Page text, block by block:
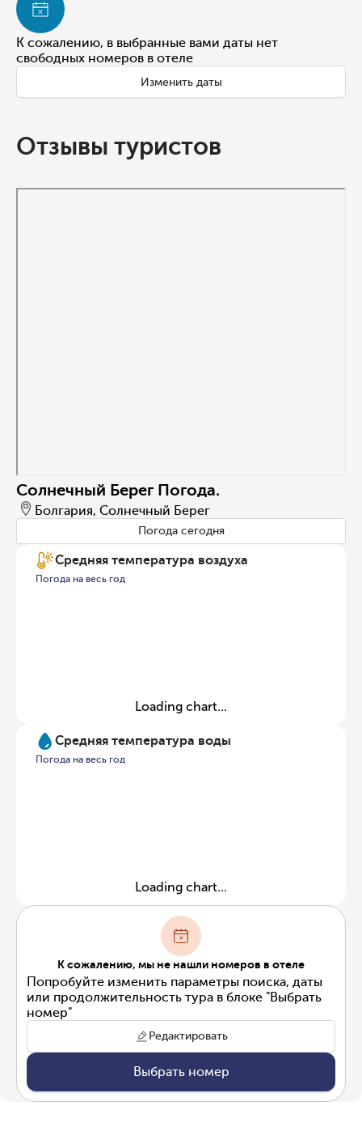
К сожалению, в выбранные вами даты нет
свободных номеров в отеле
Изменить даты
Отзывы туристов
Солнечный Берег Погода.
Болгария, Солнечный Берег
Погода сегодня
Средняя температура воздуха
Погода на весь год
Loading chart...
Средняя температура воды
Погода на весь год
Loading chart...
К сожалению, мы не нашли номеров в отеле
Попробуйте изменить параметры поиска, даты
или продолжительность тура в блоке "Выбрать
номер"
Редактировать
Выбрать номер